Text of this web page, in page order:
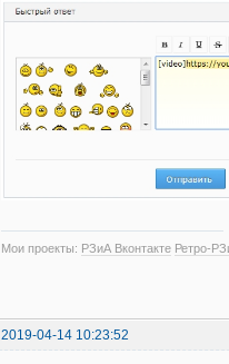
Мои проекты: РЗиА Вконтакте Ретро-
2019-04-14 10:23:52